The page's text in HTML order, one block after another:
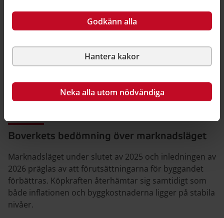
Godkänn alla
Hantera kakor
Neka alla utom nödvändiga
Boverkets bedömning över marknadsläget
Marknadsläget under slutet av 2025 och inledningen av
2026 präglas av att förutsättningarna för byggandet
förbättras. Köpkraften återhämtar sig samtidigt som
både inflationen och byggkostnaderna ligger på stabila
nivåer.